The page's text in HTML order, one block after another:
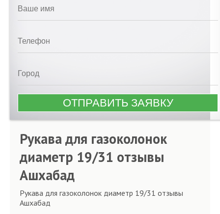
Рукава для газоколонок
диаметр 19/31 отзывы
Ашхабад
Рукава для газоколонок диаметр 19/31 отзывы
Ашхабад